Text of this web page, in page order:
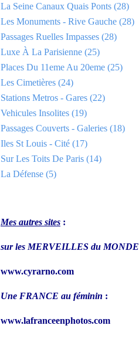
La Seine Canaux Quais Ponts (28)
Les Monuments - Rive Gauche (28)
Passages Ruelles Impasses (28)
Luxe À La Parisienne (25)
Places Du 11eme Au 20eme (25)
Les Cimetières (24)
Stations Metros - Gares (22)
Vehicules Insolites (19)
Passages Couverts - Galeries (18)
Iles St Louis - Cité (17)
Sur Les Toits De Paris (14)
La Défense (5)
Mes autres sites :
sur les MERVEILLES du MONDE
www.cyrarno.com
Une FRANCE au féminin :
www.lafranceenphotos.com